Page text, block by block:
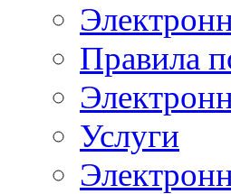
Правила
Услуги